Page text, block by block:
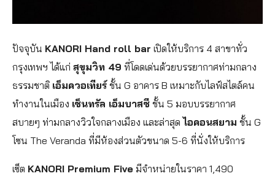
ปัจจุบัน KANORI Hand roll bar เปิดให้บริการ 4 สาขาทั่ว
กรุงเทพฯ ได้แก่ สุขุมวิท 49 ที่โดดเด่นด้วยบรรยากาศท่ามกลาง
ธรรมชาติ เอ็มควอเทียร์ชั้น G อาคาร B เหมาะกับไลฟ์สไตล์คน
ทำงานในเมือง เซ็นทรัล เอ็มบาสซี ชั้น 5 มอบบรรยากาศ
สบายๆ ท่ามกลางวิวใจกลางเมือง และล่าสุดไอคอนสยาม ชั้น G
โซน The Veranda ที่มีห้องส่วนตัวขนาด 5-6 ที่นั่งให้บริการ
เซ็ต KANORI Premium Five มีจำหน่ายในราคา 1,490